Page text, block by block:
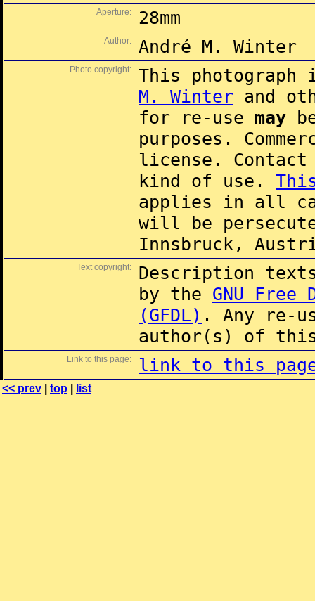
Aperture: 28mm
Author: André M. Winter
Photo copyright:
This
M. Winter and
for re-use may
purposes.
license.
kind of use.
applies in all
will be
Innsbruck,
Text copyright:
Description
by the GNU Free
(GFDL) . Any re-
author(s) of this
Link to this page: link to this
<< prev top list